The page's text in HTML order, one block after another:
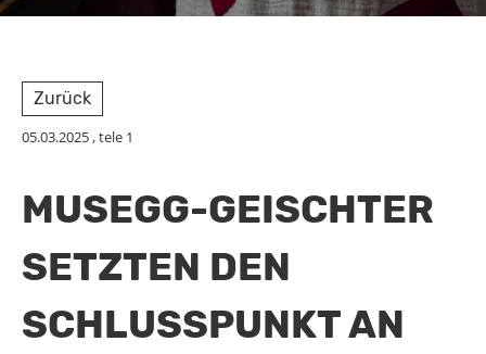
Zurück
05.03.2025, tele 1
MUSEGG-GEISCHTER
SETZTEN DEN
SCHLUSSPUNKT AN